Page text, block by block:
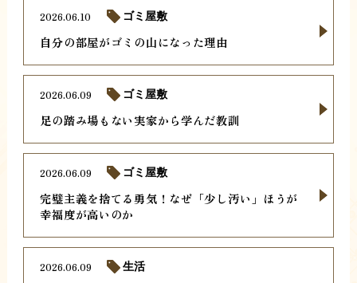
自分の部屋がゴミの山になった理由
2026.06.10 ゴミ屋敷
足の踏み場もない実家から学んだ教訓
2026.06.09 ゴミ屋敷
完璧主義を捨てる勇気！なぜ「少し汚い」ほうが
幸福度が高いのか
2026.06.09 ゴミ屋敷
2026.06.09 生活